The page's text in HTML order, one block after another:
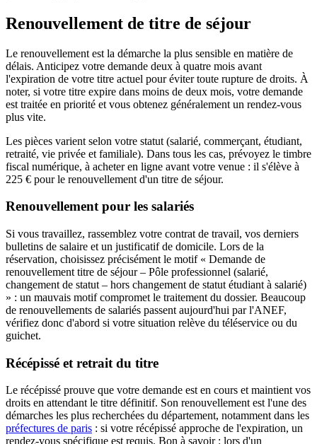
Renouvellement de titre de séjour
Le renouvellement est la démarche la plus sensible en matière de
délais. Anticipez votre demande deux à quatre mois avant
l'expiration de votre titre actuel pour éviter toute rupture de droits. À
noter, si votre titre expire dans moins de deux mois, votre demande
est traitée en priorité et vous obtenez généralement un rendez-vous
plus vite.
Les pièces varient selon votre statut (salarié, commerçant, étudiant,
retraité, vie privée et familiale). Dans tous les cas, prévoyez le timbre
fiscal numérique, à acheter en ligne avant votre venue : il s'élève à
225 € pour le renouvellement d'un titre de séjour.
Renouvellement pour les salariés
Si vous travaillez, rassemblez votre contrat de travail, vos derniers
bulletins de salaire et un justificatif de domicile. Lors de la
réservation, choisissez précisément le motif « Demande de
renouvellement titre de séjour – Pôle professionnel (salarié,
changement de statut – hors changement de statut étudiant à salarié)
» : un mauvais motif compromet le traitement du dossier. Beaucoup
de renouvellements de salariés passent aujourd'hui par l'ANEF,
vérifiez donc d'abord si votre situation relève du téléservice ou du
guichet.
Récépissé et retrait du titre
Le récépissé prouve que votre demande est en cours et maintient vos
droits en attendant le titre définitif. Son renouvellement est l'une des
démarches les plus recherchées du département, notamment dans les
préfectures de paris : si votre récépissé approche de l'expiration, un
rendez-vous spécifique est requis. Bon à savoir : lors d'un